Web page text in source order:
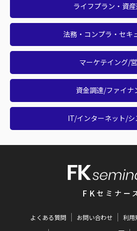
ライフプラン・資
法務・コンプラ・セキ
マーケテイング/
資金調達/ファイナ
IT/インターネット/シ
FK セミナー
よくある質問 お問い合わせ 利用